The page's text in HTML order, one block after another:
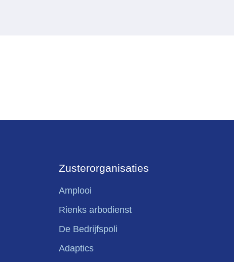
Zusterorganisaties
Amplooi
Rienks arbodienst
De Bedrijfspoli
Adaptics